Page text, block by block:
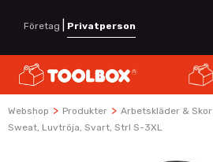
Företag Privatperson
Webshop > Produkter > Arbetskläder & Skor
Sweat, Luvtröja, Svart, Strl S-3XL